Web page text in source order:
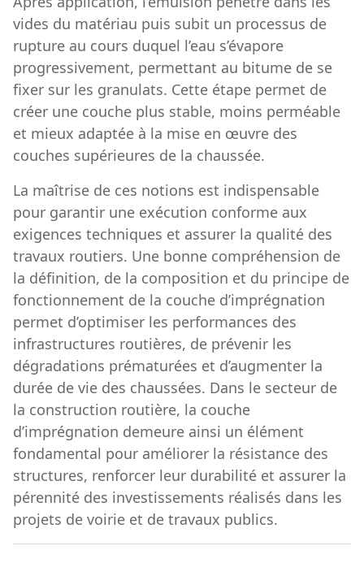
vides du matériau puis subit un processus de
rupture au cours duquel l’eau s’évapore
progressivement, permettant au bitume de se
fixer sur les granulats. Cette étape permet de
créer une couche plus stable, moins perméable
et mieux adaptée à la mise en œuvre des
couches supérieures de la chaussée.
La maîtrise de ces notions est indispensable
pour garantir une exécution conforme aux
exigences techniques et assurer la qualité des
travaux routiers. Une bonne compréhension de
la définition, de la composition et du principe de
fonctionnement de la couche d’imprégnation
permet d’optimiser les performances des
infrastructures routières, de prévenir les
dégradations prématurées et d’augmenter la
durée de vie des chaussées. Dans le secteur de
la construction routière, la couche
d’imprégnation demeure ainsi un élément
fondamental pour améliorer la résistance des
structures, renforcer leur durabilité et assurer la
pérennité des investissements réalisés dans les
projets de voirie et de travaux publics.